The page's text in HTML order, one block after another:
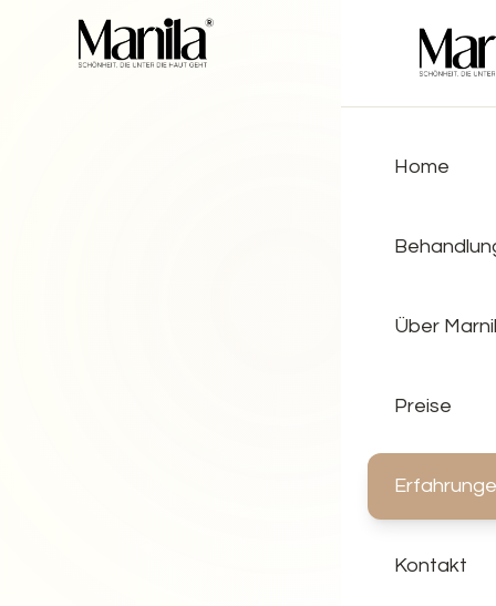
Home
Über
Preise
Kontakt